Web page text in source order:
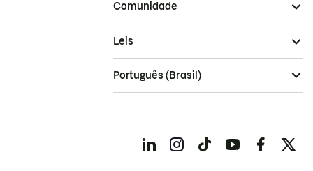
Comunidade
Leis
Português (Brasil)